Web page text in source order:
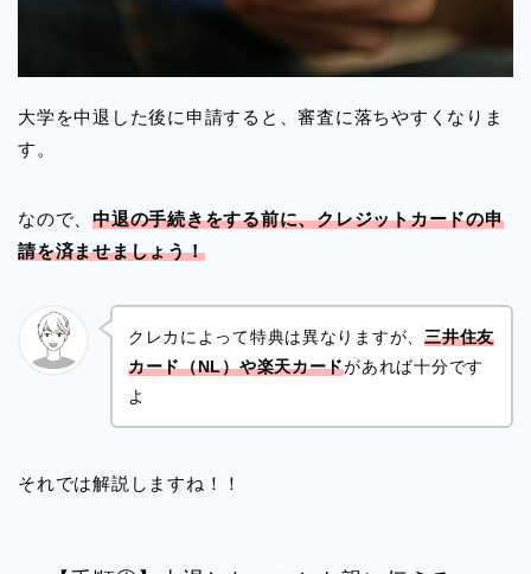
大学を中退した後に申請すると、審査に落ちやすくなりま
す。
なので、中退の手続きをする前に、クレジットカードの申
請を済ませましょう！
クレカによって特典は異なりますが、三井住友
カード（NL）や楽天カードがあれば十分です
よ
それでは解説しますね！！